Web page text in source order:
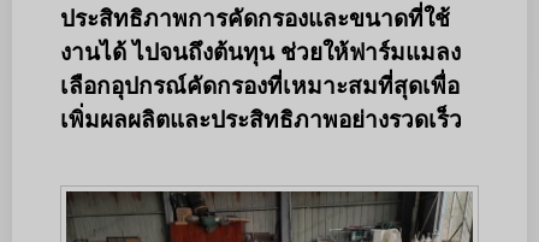
ประสิทธิภาพการคัดกรองและขนาดที่ใช้
งานได้ ไปจนถึงต้นทุน ช่วยให้ฟาร์มแมลง
เลือกอุปกรณ์คัดกรองที่เหมาะสมที่สุดเพื่อ
เพิ่มผลผลิตและประสิทธิภาพอย่างรวดเร็ว